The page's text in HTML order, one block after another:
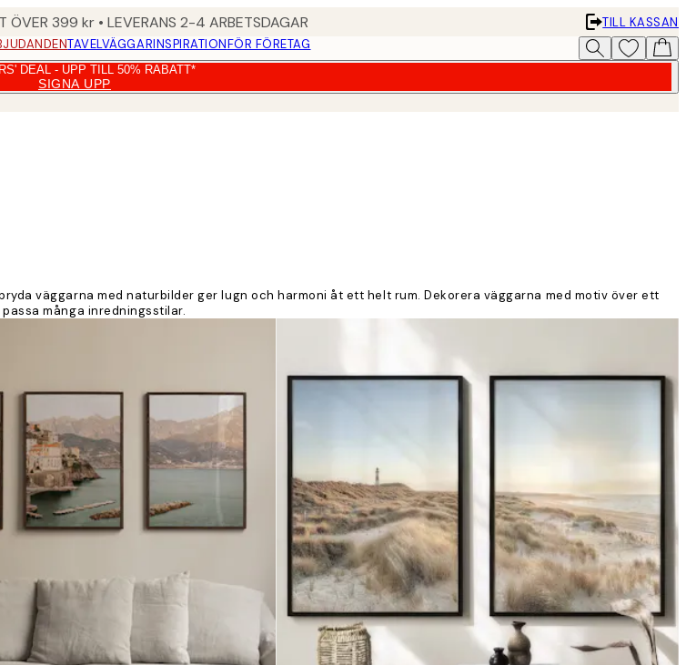
ÖVER 399 kr • LEVERANS 2-4 ARBETSDAGAR
TILL KASSAN
TAVELVÄGGARINSPIRATIONFÖR FÖRETAG
DEAL - UPP TILL 50% RABATT*
SIGNA UPP
väggarna med naturbilder ger lugn och harmoni åt ett helt rum. Dekorera väggarna med motiv över ett
många inredningsstilar.